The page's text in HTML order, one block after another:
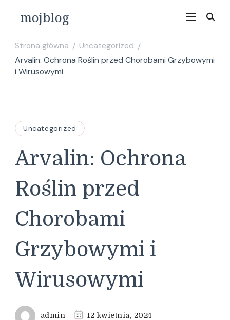
mojblog
Strona główna / Uncategorized /
Arvalin: Ochrona Roślin przed Chorobami Grzybowymi
i Wirusowymi
Uncategorized
Arvalin: Ochrona
Roślin przed
Chorobami
Grzybowymi i
Wirusowymi
admin 12 kwietnia, 2024